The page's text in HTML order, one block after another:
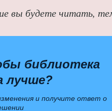
вы будете читать,
библиотека
лучше?
и получите ответ о